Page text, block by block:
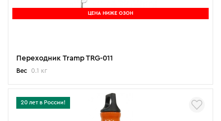
ЦЕНА НИЖЕ ОЗОН
Переходник Tramp TRG-011
Вес 0.1 кг
20 лет в России!